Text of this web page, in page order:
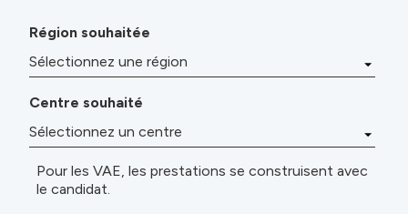
Région souhaitée
Centre souhaité
Pour les VAE, les prestations se construisent avec
le candidat.